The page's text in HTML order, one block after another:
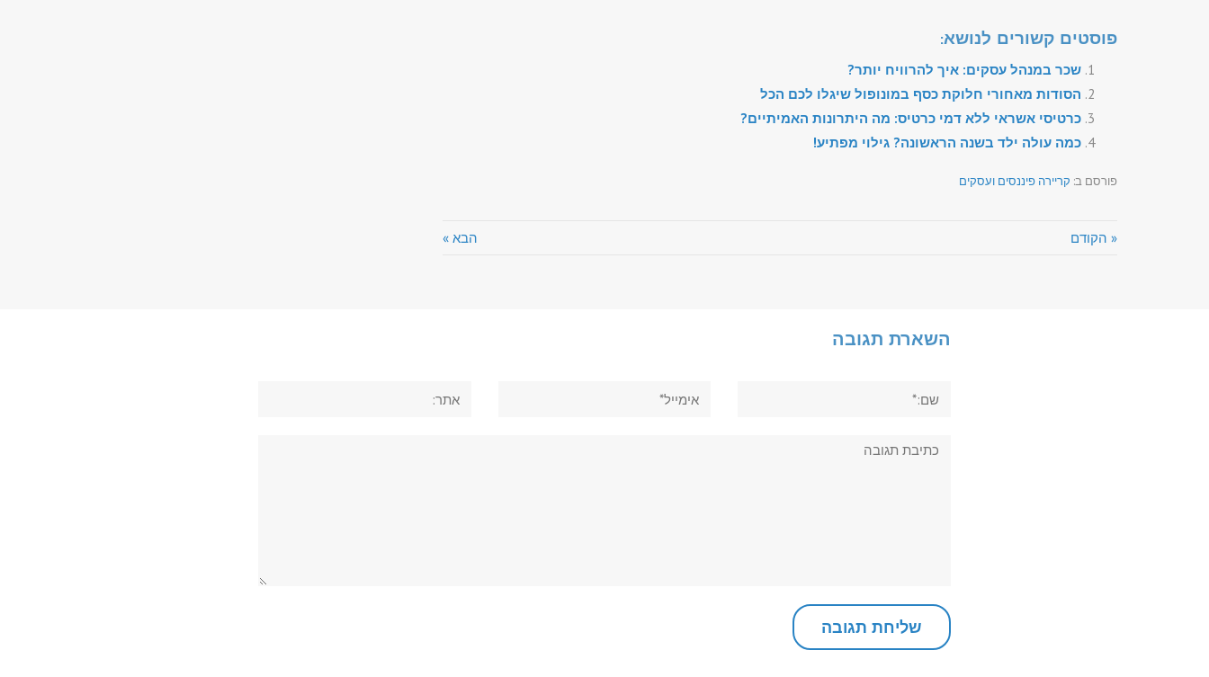
פוסטים קשורים לנושא:
שכר במנהל עסקים: איך להרוויח יותר?
הסודות מאחורי חלוקת כסף במונופול שיגלו לכם הכל
כרטיסי אשראי ללא דמי כרטיס: מה היתרונות האמיתיים?
כמה עולה ילד בשנה הראשונה? גילוי מפתיע!
פורסם ב: קריירה פיננסים ועסקים
« הקודם הבא »
השארת תגובה